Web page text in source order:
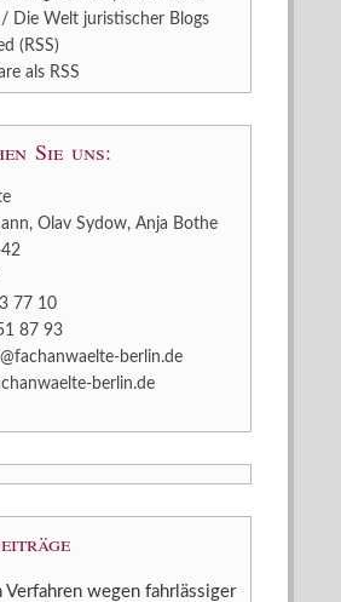
/ Die Welt juristischer Blogs
(RSS)
als RSS
Sie uns:
Olav Sydow, Anja Bothe
77 10
87 93
berlin.de
berlin.de
Verfahren wegen fahrlässiger